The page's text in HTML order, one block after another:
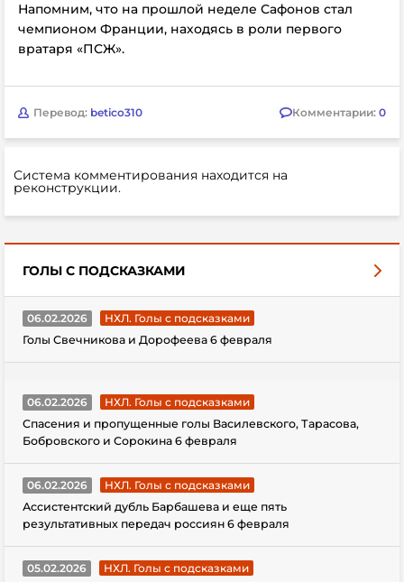
Напомним, что на прошлой неделе Сафонов стал
чемпионом Франции, находясь в роли первого
вратаря «ПСЖ».
Перевод: betico310 Комментарии: 0
Система комментирования находится на
реконструкции.
ГОЛЫ С ПОДСКАЗКАМИ
06.02.2026
НХЛ. Голы с подсказками
Голы Свечникова и Дорофеева 6 февраля
06.02.2026
НХЛ. Голы с подсказками
Спасения и пропущенные голы Василевского, Тарасова,
Бобровского и Сорокина 6 февраля
06.02.2026
НХЛ. Голы с подсказками
Ассистентский дубль Барбашева и еще пять
результативных передач россиян 6 февраля
05.02.2026
НХЛ. Голы с подсказками